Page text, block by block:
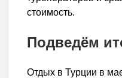
стоимость.
Подведём
Отдых в Турции в